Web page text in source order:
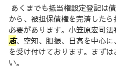
あくまでも抵当権設定登記は
から、被担保債権を完済した
必要があります。小笠原宏司法
志、空知、胆振、日高を中心
を受け付けております。まず
い。